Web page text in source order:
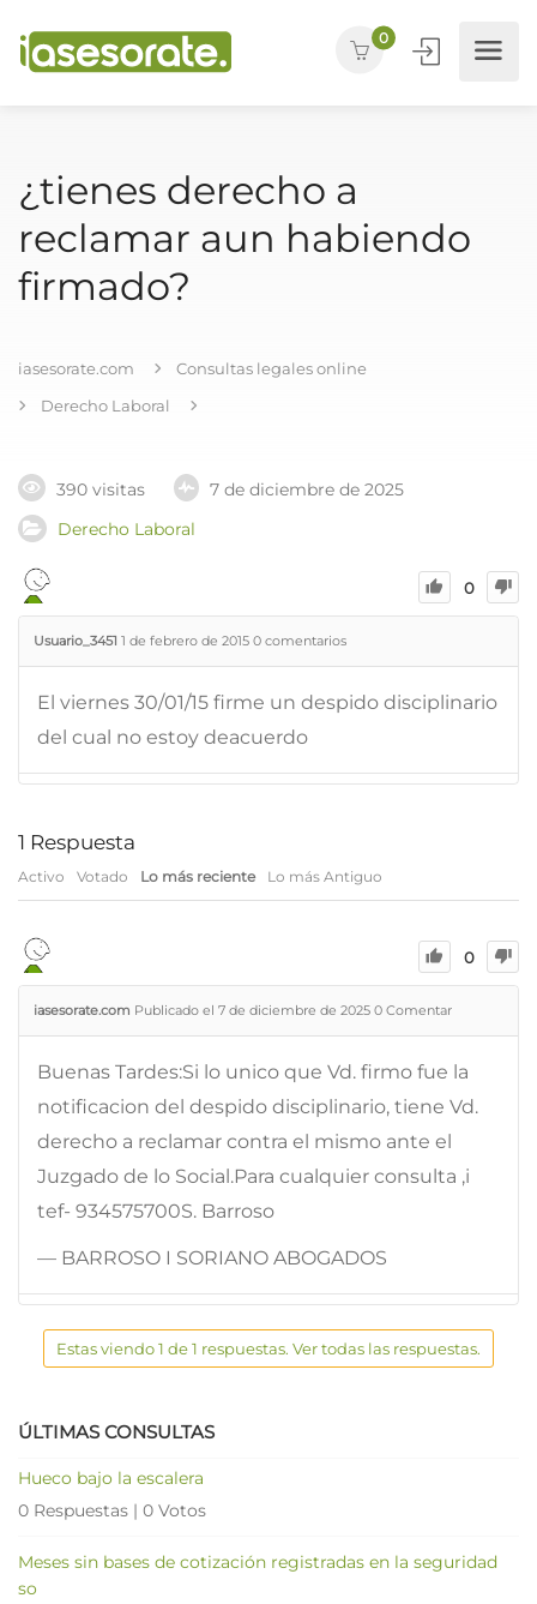
0
¿tienes derecho a
reclamar aun habiendo
firmado?
iasesorate.com
Consultas legales online
Derecho Laboral
390 visitas
7 de diciembre de 2025
Derecho Laboral
0
Usuario_3451 1 de febrero de 2015 0 comentarios
El viernes 30/01/15 firme un despido disciplinario
del cual no estoy deacuerdo
1 Respuesta
Activo Votado Lo más reciente Lo más Antiguo
0
iasesorate.com Publicado el 7 de diciembre de 2025 0 Comentar
Buenas Tardes:Si lo unico que Vd. firmo fue la
notificacion del despido disciplinario, tiene Vd.
derecho a reclamar contra el mismo ante el
Juzgado de lo Social.Para cualquier consulta ,i
tef- 934575700S. Barroso
— BARROSO I SORIANO ABOGADOS
Estas viendo 1 de 1 respuestas. Ver todas las respuestas.
ÚLTIMAS CONSULTAS
Hueco bajo la escalera
0 Respuestas | 0 Votos
Meses sin bases de cotización registradas en la seguridad
so